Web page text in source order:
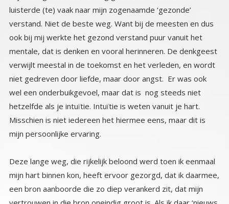
mijn persoonlijke ervaring.
Deze lange weg, die rijkelijk beloond werd toen ik eenmaal
mijn hart binnen kon, heeft ervoor gezorgd, dat ik daarmee,
een bron aanboorde die zo diep verankerd zit, dat mijn
vertrouwen in die bron oneindig groot is. Als ik daar ‘nieuws
‘ hoor, of antwoord krijg op mijn vragen, dan weet ik dat het
waar is. Ze geven eigenlijk nooit een periode of exacte tijd
aan, want tijd is flexibel. Tijd is als was, kneedbaar en dus
veranderlijk, wij bepalen zelf door ons ‘zijn’ of iets snel of
traag gaat gebeuren. Het ligt gedeeltelijk vast, maar niet
helemaal. Dat is natuurlijk ook zo frustrerend, ook nu: nu er
steeds is gezegd, dan gaat het gebeuren, en nu staat het